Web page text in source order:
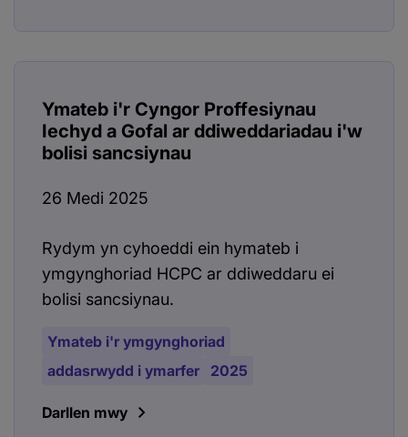
Ymateb i'r Cyngor Proffesiynau
Iechyd a Gofal ar ddiweddariadau i'w
bolisi sancsiynau
26 Medi 2025
Rydym yn cyhoeddi ein hymateb i
ymgynghoriad HCPC ar ddiweddaru ei
bolisi sancsiynau.
Ymateb i'r ymgynghoriad
addasrwydd i ymarfer
2025
Darllen mwy